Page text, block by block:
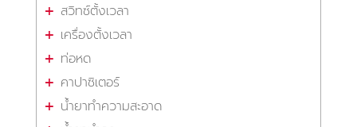
สวิทซ์ตั้งเวลา
เครื่องตั้งเวลา
ท่อหด
คาปาซิเตอร์
น้ำยาทำความสะอาด